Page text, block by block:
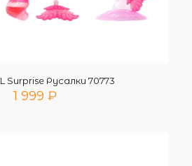
Surprise Русалки 70773
1 999 ₽